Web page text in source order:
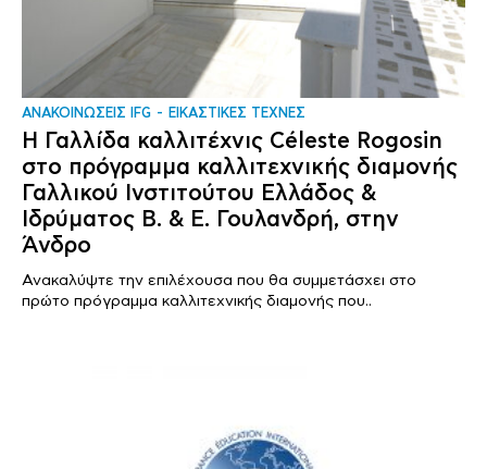
ΑΝΑΚΟΙΝΩΣΕΙΣ IFG ΕΙΚΑΣΤΙΚΕΣ ΤΕΧΝΕΣ
Η Γαλλίδα καλλιτέχνις Céleste Rogosin
στο πρόγραμμα καλλιτεχνικής διαμονής
Γαλλικού Ινστιτούτου Ελλάδος &
Ιδρύματος Β. & Ε. Γουλανδρή, στην
Άνδρο
Ανακαλύψτε την επιλέχουσα που θα συμμετάσχει στο
πρώτο πρόγραμμα καλλιτεχνικής διαμονής που..